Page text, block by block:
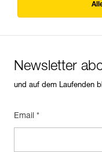
Newsletter
und auf dem Laufenden
Email *